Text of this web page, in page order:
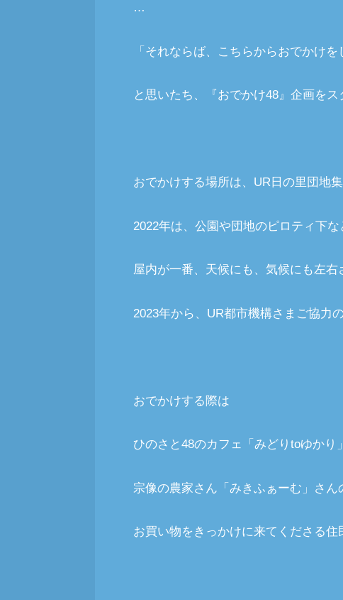
…
「それならば、こちらからおでかけ
と思いたち、『おでかけ48』企画をス
おでかけする場所は、UR日の里団地集
2022年は、公園や団地のピロティ下
屋内が一番、天候にも、気候にも左
2023年から、UR都市機構さまご協力
おでかけする際は
ひのさと48のカフェ「みどりtoゆか
宗像の農家さん「みきふぁーむ」さん
お買い物をきっかけに来てくださる住